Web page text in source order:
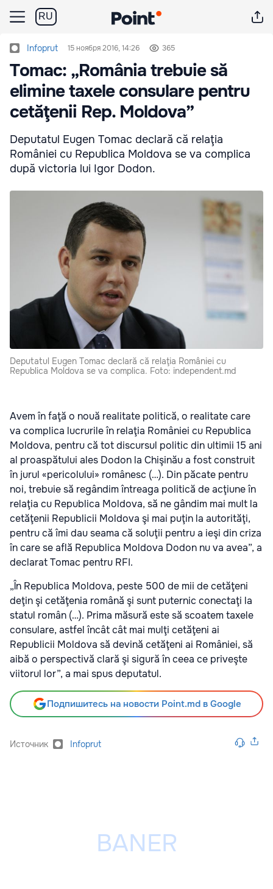
RU
Infoprut 15 ноября 2016, 14:26 365
Tomac: „România trebuie să
elimine taxele consulare pentru
cetăţenii Rep. Moldova”
Deputatul Eugen Tomac declară că relaţia
României cu Republica Moldova se va complica
după victoria lui Igor Dodon.
Deputatul Eugen Tomac declară că relaţia României cu
Republica Moldova se va complica. Foto: independent.md
Avem în faţă o nouă realitate politică, o realitate care
va complica lucrurile în relaţia României cu Republica
Moldova, pentru că tot discursul politic din ultimii 15 ani
al proaspătului ales Dodon la Chişinău a fost construit
în jurul «pericolului» românesc (…). Din păcate pentru
noi, trebuie să regândim întreaga politică de acţiune în
relaţia cu Republica Moldova, să ne gândim mai mult la
cetăţenii Republicii Moldova şi mai puţin la autorităţi,
pentru că îmi dau seama că soluţii pentru a ieşi din criza
în care se află Republica Moldova Dodon nu va avea”, a
declarat Tomac pentru RFI.
„În Republica Moldova, peste 500 de mii de cetăţeni
deţin şi cetăţenia română şi sunt puternic conectaţi la
statul român (…). Prima măsură este să scoatem taxele
consulare, astfel încât cât mai mulţi cetăţeni ai
Republicii Moldova să devină cetăţeni ai României, să
aibă o perspectivă clară şi sigură în ceea ce priveşte
viitorul lor”, a mai spus deputatul.
Подпишитесь на новости Point.md в Google
Источник Infoprut